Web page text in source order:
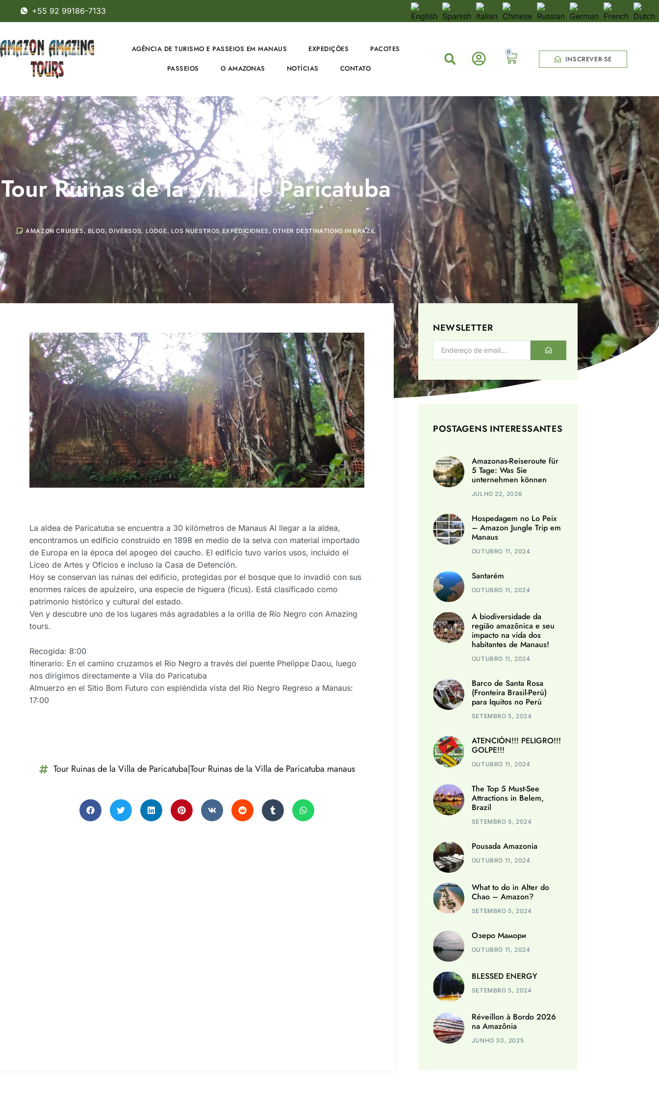
+55 92 99186-7133
AGÊNCIA DE TURISMO E PASSEIOS EM MANAUS EXPEDIÇÕES PACOTES
PASSEIOS O AMAZONAS NOTÍCIAS CONTATO
0
INSCREVER-SE
Tour Ruinas de la Villa de Paricatuba
AMAZON CRUISES, BLOG,DIVERSOS, LODGE, LOS NUESTROS EXPEDICIONES , OTHER DESTINATIONS IN BRAZIL
La aldea de Paricatuba se encuentra a 30 kilómetros de Manaus Al llegar a la aldea,
encontramos un edificio construido en 1898 en medio de la selva con material importado
de Europa en la época del apogeo del caucho. El edificio tuvo varios usos, incluido el
Liceo de Artes y Oficios e incluso la Casa de Detención.
Hoy se conservan las ruinas del edificio, protegidas por el bosque que lo invadió con sus
enormes raíces de apuizeiro, una especie de higuera (ficus). Está clasificado como
patrimonio histórico y cultural del estado.
Ven y descubre uno de los lugares más agradables a la orilla de Río Negro con Amazing
tours.
Recogida: 8:00
Itinerario: En el camino cruzamos el Río Negro a través del puente Phelippe Daou, luego
nos dirigimos directamente a Vila do Paricatuba
Almuerzo en el Sitio Bom Futuro con espléndida vista del Río Negro Regreso a Manaus:
17:00
Tour Ruinas de la Villa de Paricatuba|Tour Ruinas de la Villa de Paricatuba manaus
NEWSLETTER
POSTAGENS INTERESSANTES
Amazonas-Reiseroute für
5 Tage: Was Sie
unternehmen können
JULHO 22, 2026
Hospedagem no Lo Peix
– Amazon Jungle Trip em
Manaus
OUTUBRO 11, 2024
Santarém
OUTUBRO 11, 2024
A biodiversidade da
região amazônica e seu
impacto na vida dos
habitantes de Manaus!
OUTUBRO 11, 2024
Barco de Santa Rosa
(Fronteira Brasil-Perú)
para Iquitos no Perú
SETEMBRO 5, 2024
ATENCIÓN!!! PELIGRO!!!
GOLPE!!!
OUTUBRO 11, 2024
The Top 5 Must-See
Attractions in Belem,
Brazil
SETEMBRO 5, 2024
Pousada Amazonia
OUTUBRO 11, 2024
What to do in Alter do
Chao – Amazon?
SETEMBRO 5, 2024
Озеро Мамори
OUTUBRO 11, 2024
BLESSED ENERGY
SETEMBRO 5, 2024
Réveillon à Bordo 2026
na Amazônia
JUNHO 30, 2025